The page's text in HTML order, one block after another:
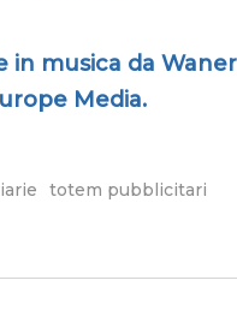
in musica da Waner
Media.
totem pubblicitari